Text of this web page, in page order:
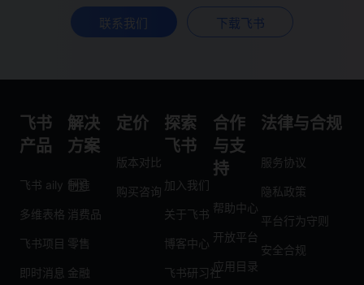
联系我们 下载飞书
飞书
产品
飞书 aily
多维表格
飞书项目
即时消息
解决
方案
制造
消费品
零售
金融
定价
版本对比
购买咨询
探索
飞书
加入我们
关于飞书
博客中心
飞书研习社
合作
与支
持
帮助中心
开放平台
应用目录
法律与合规
服务协议
隐私政策
平台行为守则
安全合规